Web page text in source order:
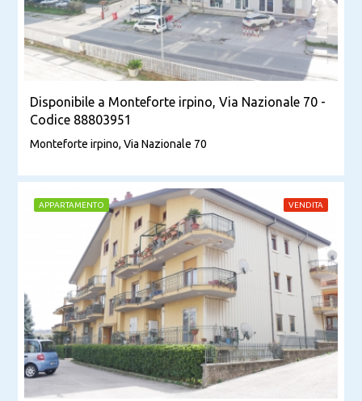
Disponibile a Monteforte irpino, Via Nazionale 70 -
Codice 88803951
Monteforte irpino, Via Nazionale 70
APPARTAMENTO VENDITA